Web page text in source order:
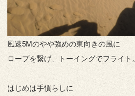
風速5Mのやや強めの東向きの風に
ロープを繋げ、トーイングでフライト。
はじめは手慣らしに